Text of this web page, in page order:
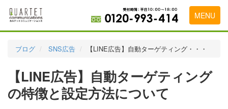
MENU
実績・お客様の声
初めて導入をお考えの方
ブログ SNS広告 【LINE広告】自動ターゲティング・・・
【LINE広告】自動ターゲティング
の特徴と設定方法について